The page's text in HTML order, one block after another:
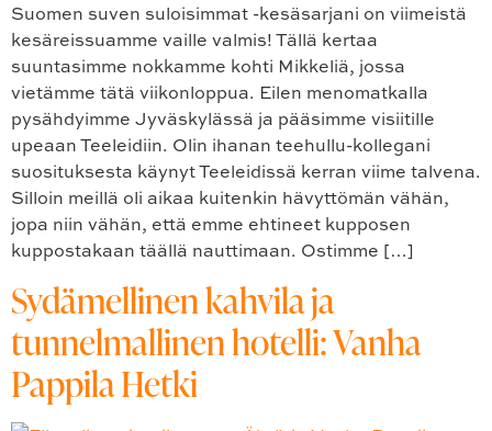
Suomen suven suloisimmat -kesäsarjani on viimeistä
kesäreissuamme vaille valmis! Tällä kertaa
suuntasimme nokkamme kohti Mikkeliä, jossa
vietämme tätä viikonloppua. Eilen menomatkalla
pysähdyimme Jyväskylässä ja pääsimme visiitille
upeaan Teeleidiin. Olin ihanan teehullu-kollegani
suosituksesta käynyt Teeleidissä kerran viime talvena.
Silloin meillä oli aikaa kuitenkin hävyttömän vähän,
jopa niin vähän, että emme ehtineet kupposen
kuppostakaan täällä nauttimaan. Ostimme […]
Sydämellinen kahvila ja
tunnelmallinen hotelli: Vanha
Pappila Hetki